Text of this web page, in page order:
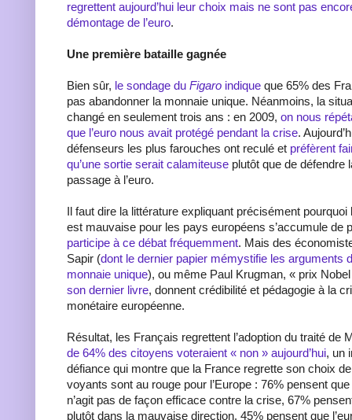
regrettent aujourd’hui leur choix mais ne sont pas
démontage de l’euro.
Une première bataille gagnée
Bien sûr, le sondage du Figaro indique que 65% des
pas abandonner la monnaie unique. Néanmoins, la
changé en seulement trois ans : en 2009, on nous
que l’euro nous avait protégé pendant la crise.
défenseurs les plus farouches ont reculé et préfèrent
qu’une sortie serait calamiteuse plutôt que de défendre
passage à l’euro.
Il faut dire la littérature expliquant précisément
est mauvaise pour les pays européens s’accumule de
participe à ce débat fréquemment. Mais des
Sapir (dont le dernier papier mémystifie les arguments
monnaie unique), ou même Paul Krugman, « prix
son dernier livre, donnent crédibilité et pédagogie à la
monétaire européenne.
Résultat, les Français regrettent l’adoption du traité de
de 64% des citoyens voteraient « non » aujourd’hui, un
défiance qui montre que la France regrette son choix
voyants sont au rouge pour l’Europe : 76% pensent que
n’agit pas de façon efficace contre la crise, 67%
plutôt dans la mauvaise direction. 45% pensent que